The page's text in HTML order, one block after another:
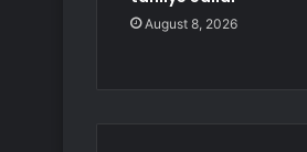
August 8, 2026